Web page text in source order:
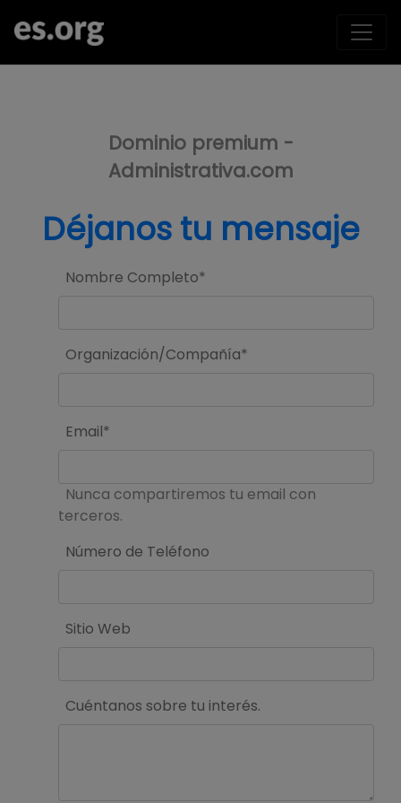
Dominio premium -
Administrativa.com
Déjanos tu mensaje
Nombre Completo*
Organización/Compañía*
Email*
Nunca compartiremos tu email con
terceros.
Número de Teléfono
Sitio Web
Cuéntanos sobre tu interés.